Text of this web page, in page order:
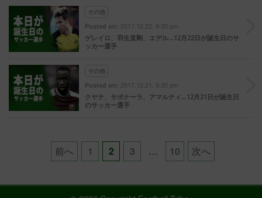
その他
Posted on: 2017.12.22. 9:30 pm
ゲレイロ、羽生直剛、エデル…12月22日が誕生日のサ
ッカー選手
その他
Posted on: 2017.12.21. 9:30 pm
クヤテ、サポナーラ、アマルティ…12月21日が誕生日
のサッカー選手
Posts
pagination
前へ 1 2 3 … 10 次へ